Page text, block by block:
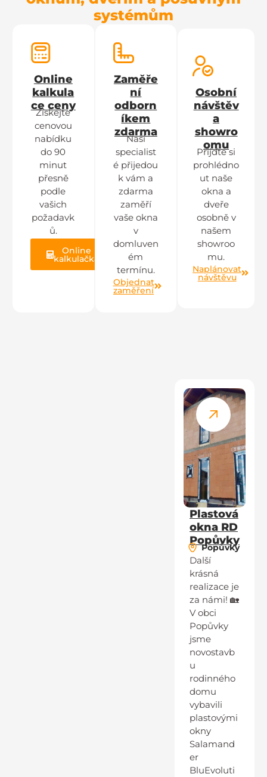
systémům
Online
kalkula
ce ceny
Získejte
cenovou
nabídku
do 90
minut
přesně
podle
vašich
požadavk
ů.
Online
kalkulačka
Zaměře
ní
odborn
íkem
zdarma
Naši
specialist
é přijedou
k vám a
zdarma
zaměří
vaše okna
v
domluven
ém
termínu.
Objednat
zaměření
Osobní
návštěv
a
showro
omu
Přijďte si
prohlédno
ut naše
okna a
dveře
osobně v
našem
showroo
mu.
Naplánovat
návštěvu
Plastová
okna RD
Popůvky
Popůvky
Další
krásná
realizace je
za námi! 🏡
V obci
Popůvky
jsme
novostavb
u
rodinného
domu
vybavili
plastovými
okny
Salamand
er
BluEvoluti